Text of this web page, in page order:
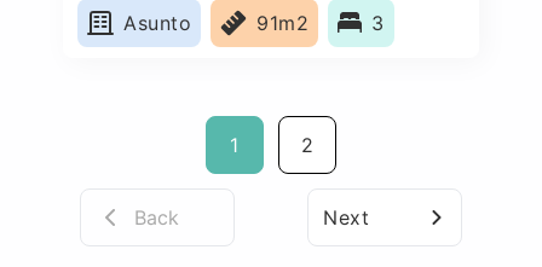
Asunto
91m2 3
1 2
Back Next